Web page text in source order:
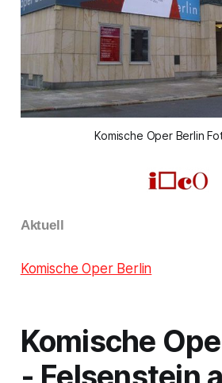
Komische Oper Berlin
Aktuell
Komische Oper Berlin
Komische